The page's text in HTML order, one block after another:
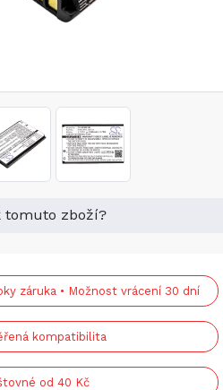
tomuto zboží?
záruka • Možnost vrácení 30 dní
kompatibilita
od 40 Kč